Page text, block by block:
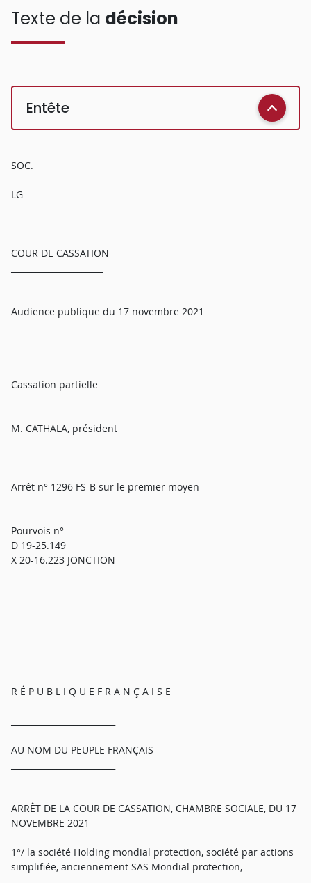
Texte de la décision
Entête
SOC.
LG
COUR DE CASSATION
Audience publique du 17 novembre 2021
Cassation partielle
M. CATHALA, président
Arrêt n° 1296 FS-B sur le premier moyen
Pourvois n°
D 19-25.149
X 20-16.223 JONCTION
R É P U B L I Q U E F R A N Ç A I S E
AU NOM DU PEUPLE FRANÇAIS
ARRÊT DE LA COUR DE CASSATION, CHAMBRE SOCIALE, DU 17
NOVEMBRE 2021
1°/ la société Holding mondial protection, société par actions
simplifiée, anciennement SAS Mondial protection,